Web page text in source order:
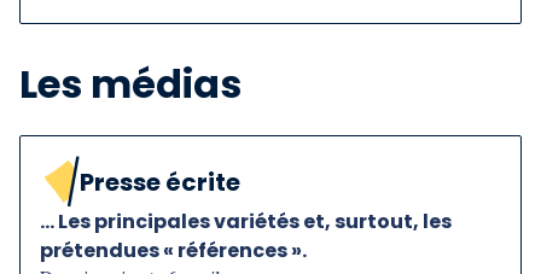
Les médias
Presse écrite
... Les principales variétés et, surtout, les
prétendues « références ».